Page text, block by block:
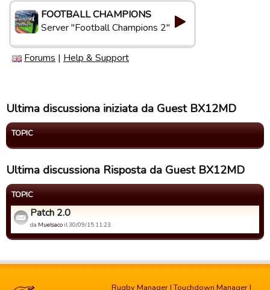
FOOTBALL CHAMPIONS
Server "Football Champions 2"
Forums | Help & Support
Ultima discussiona iniziata da Guest BX12MD
TOPIC
Ultima discussiona Risposta da Guest BX12MD
TOPIC
Patch 2.0
da Muelsacoil 30/09/15 11:23.
Rugby Manager |Touchdown Manager |